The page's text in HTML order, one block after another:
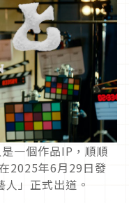
一個作品IP，順順
2025年6月29日發
」正式出道。